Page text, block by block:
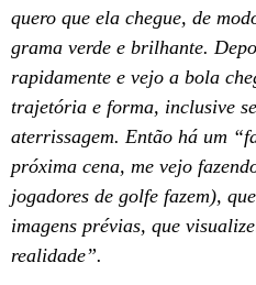
quero que ela chegue, de
grama verde e brilhante.
rapidamente e vejo a bola
trajetória e forma, inclusive
aterrissagem. Então há um
próxima cena, me vejo
jogadores de golfe fazem),
imagens prévias, que
realidade”.